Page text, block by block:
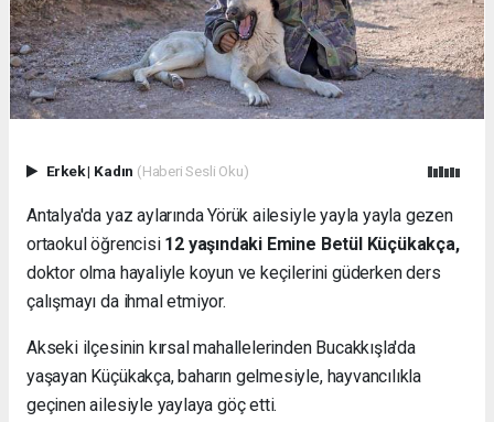
Erkek| Kadın (Haberi Sesli Oku)
Antalya'da yaz aylarında Yörük ailesiyle yayla yayla gezen
ortaokul öğrencisi 12 yaşındaki Emine Betül Küçükakça,
doktor olma hayaliyle koyun ve keçilerini güderken ders
çalışmayı da ihmal etmiyor.
Akseki ilçesinin kırsal mahallelerinden Bucakkışla'da
yaşayan Küçükakça, baharın gelmesiyle, hayvancılıkla
geçinen ailesiyle yaylaya göç etti.